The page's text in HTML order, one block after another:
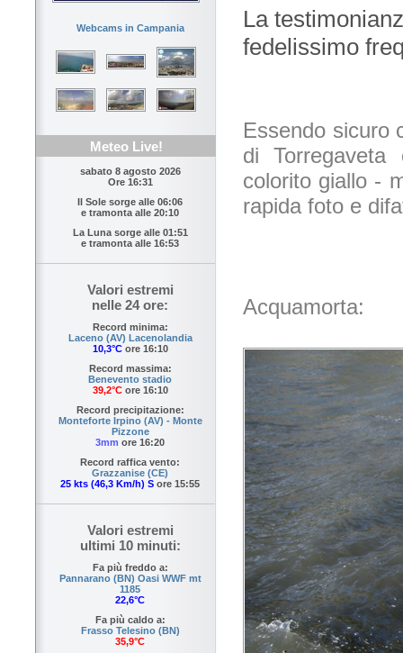
Webcams in Campania
Meteo Live!
sabato 8 agosto 2026
Ore 16:31
Il Sole sorge alle 06:06
e tramonta alle 20:10
La Luna sorge alle 01:51
e tramonta alle 16:53
Valori estremi
nelle 24 ore:
Record minima:
Laceno (AV) Lacenolandia
10,3°Core 16:10
Record massima:
Benevento stadio
39,2°Core 16:10
Record precipitazione:
Monteforte Irpino (AV) - Monte
Pizzone
3mm ore 16:20
Record raffica vento:
Grazzanise (CE)
25 kts (46,3 Km/h) S ore 15:55
Valori estremi
ultimi 10 minuti:
Fa più freddo a:
Pannarano (BN) Oasi WWF mt
1185
22,6°C
Fa più caldo a:
Frasso Telesino (BN)
35,9°C
La
fedelissimo
Essendo sicuro
di
colorito giallo -
rapida foto e
Acquamorta: